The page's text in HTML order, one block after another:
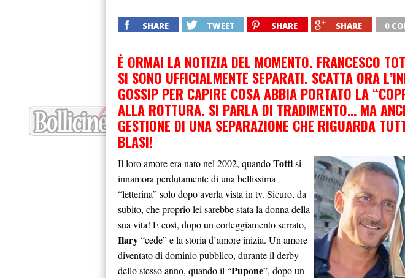
SHARE TWEET SHARE SHARE 0
È ORMAI LA NOTIZIA DEL MOMENTO. FRANCESCO
SI SONO UFFICIALMENTE SEPARATI. SCATTA ORA
GOSSIP PER CAPIRE COSA ABBIA PORTATO LA
ALLA ROTTURA. SI PARLA DI TRADIMENTO… MA
GESTIONE DI UNA SEPARAZIONE CHE RIGUARDA
BLASI!
Il loro amore era nato nel 2002, quandoTottisi
innamora perdutamente di una bellissima
“letterina” solo dopo averla vista in tv. Sicuro, da
subito, che proprio lei sarebbe stata la donna della
sua vita! E così, dopo un corteggiamento serrato,
Ilary“cede” e la storia d’amore inizia. Un amore
diventato di dominio pubblico, durante il derby
dello stesso anno, quando il “Pupone”, dopo un